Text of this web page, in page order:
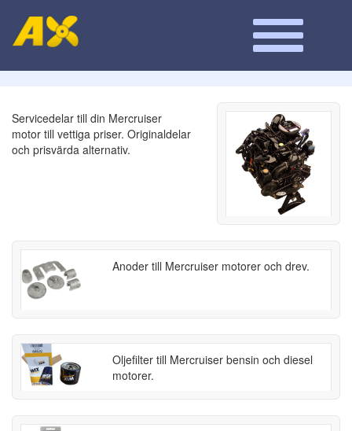
Servicedelar till din Mercruiser
motor till vettiga priser. Originaldelar
och prisvärda alternativ.
Anoder till Mercruiser motorer och drev.
Oljefilter till Mercruiser bensin och diesel
motorer.